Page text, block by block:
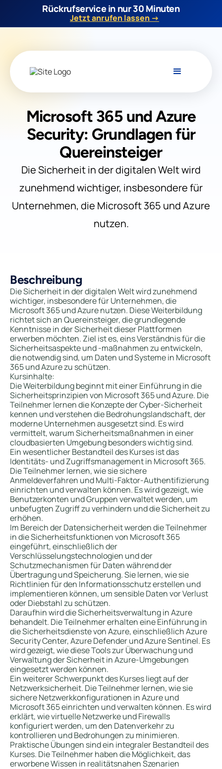
Rückrufservice in nur 30 Minuten
Jetzt anrufen lassen →
Microsoft 365 und Azure
Security: Grundlagen für
Quereinsteiger
Die Sicherheit in der digitalen Welt wird
zunehmend wichtiger, insbesondere für
Unternehmen, die Microsoft 365 und Azure
nutzen.
Beschreibung
Die Sicherheit in der digitalen Welt wird zunehmend
wichtiger, insbesondere für Unternehmen, die
Microsoft 365 und Azure nutzen. Diese Weiterbildung
richtet sich an Quereinsteiger, die grundlegende
Kenntnisse in der Sicherheit dieser Plattformen
erwerben möchten. Ziel ist es, eins Verständnis für die
Sicherheitsaspekte und -maßnahmen zu entwickeln,
die notwendig sind, um Daten und Systeme in Microsoft
365 und Azure zu schützen.
Kursinhalte:
Die Weiterbildung beginnt mit einer Einführung in die
Sicherheitsprinzipien von Microsoft 365 und Azure. Die
Teilnehmer lernen die Konzepte der Cyber-Sicherheit
kennen und verstehen die Bedrohungslandschaft, der
moderne Unternehmen ausgesetzt sind. Es wird
vermittelt, warum Sicherheitsmaßnahmen in einer
cloudbasierten Umgebung besonders wichtig sind.
Ein wesentlicher Bestandteil des Kurses ist das
Identitäts- und Zugriffsmanagement in Microsoft 365.
Die Teilnehmer lernen, wie sie sichere
Anmeldeverfahren und Multi-Faktor-Authentifizierung
einrichten und verwalten können. Es wird gezeigt, wie
Benutzerkonten und Gruppen verwaltet werden, um
unbefugten Zugriff zu verhindern und die Sicherheit zu
erhöhen.
Im Bereich der Datensicherheit werden die Teilnehmer
in die Sicherheitsfunktionen von Microsoft 365
eingeführt, einschließlich der
Verschlüsselungstechnologien und der
Schutzmechanismen für Daten während der
Übertragung und Speicherung. Sie lernen, wie sie
Richtlinien für den Informationsschutz erstellen und
implementieren können, um sensible Daten vor Verlust
oder Diebstahl zu schützen.
Daraufhin wird die Sicherheitsverwaltung in Azure
behandelt. Die Teilnehmer erhalten eine Einführung in
die Sicherheitsdienste von Azure, einschließlich Azure
Security Center, Azure Defender und Azure Sentinel. Es
wird gezeigt, wie diese Tools zur Überwachung und
Verwaltung der Sicherheit in Azure-Umgebungen
eingesetzt werden können.
Ein weiterer Schwerpunkt des Kurses liegt auf der
Netzwerksicherheit. Die Teilnehmer lernen, wie sie
sichere Netzwerkkonfigurationen in Azure und
Microsoft 365 einrichten und verwalten können. Es wird
erklärt, wie virtuelle Netzwerke und Firewalls
konfiguriert werden, um den Datenverkehr zu
kontrollieren und Bedrohungen zu minimieren.
Praktische Übungen sind ein integraler Bestandteil des
Kurses. Die Teilnehmer haben die Möglichkeit, das
erworbene Wissen in realitätsnahen Szenarien